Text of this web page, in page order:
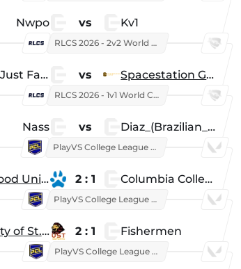
Nwpo vs Kv1
RLCS 2026 - 2v2 World Championship
No Miss Just Fake vs Spacestation Gaming
RLCS 2026 - 1v1 World Championship
Nass vs Diaz_(Brazilian_Player)
PlayVS College League 2025: Fall
Northwood University 2 : 1 Columbia College
PlayVS College League 2025: Fall
University of St. Thomas 2 : 1 Fishermen
PlayVS College League 2025: Fall